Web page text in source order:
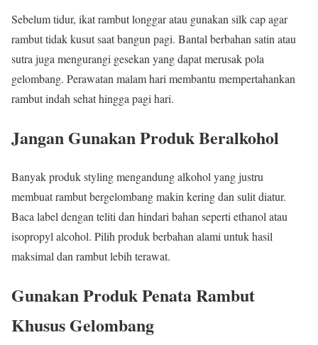
Sebelum tidur, ikat rambut longgar atau gunakan silk cap agar
rambut tidak kusut saat bangun pagi. Bantal berbahan satin atau
sutra juga mengurangi gesekan yang dapat merusak pola
gelombang. Perawatan malam hari membantu mempertahankan
rambut indah sehat hingga pagi hari.
Jangan Gunakan Produk Beralkohol
Banyak produk styling mengandung alkohol yang justru
membuat rambut bergelombang makin kering dan sulit diatur.
Baca label dengan teliti dan hindari bahan seperti ethanol atau
isopropyl alcohol. Pilih produk berbahan alami untuk hasil
maksimal dan rambut lebih terawat.
Gunakan Produk Penata Rambut
Khusus Gelombang